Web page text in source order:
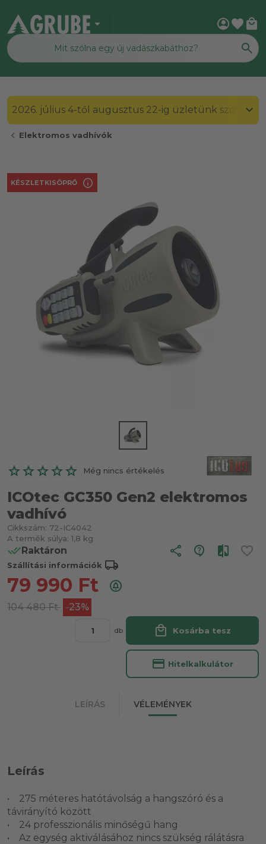
arrow_drop_down account_circlefavorite local_mall
2026. július 4-től augusztus 22-ig üzletünk
chevron_left Elektromos vadhívók
KÉSZLETKISÖPRŐ info
Még nincs értékelés
ICOtec GC350 Gen2 elektromos
vadhívó
Cikkszám: 72-IC4042
A termék súlya: 1,8 kg
Raktáron share
Szállítási információk local_shipping
79 990 Ft
104 480 Ft -23%
db local_mall Kosárba tesz
credit_card Hitelkalkulátor
LEÍRÁS VÉLEMÉNYEK
Leírás
• 275 méteres hatótávolság a hangszóró és a
távirányító között
• 24 professzionális minőségű hang
• Az egység aktiválásához nincs szükség rálátásra